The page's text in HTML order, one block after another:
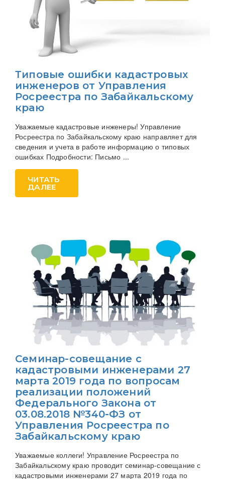
Типовые ошибки кадастровых
инженеров от Управления
Росреестра по Забайкальскому
краю
Уважаемые кадастровые инженеры! Управление
Росреестра по Забайкальскому краю направляет для
сведения и учета в работе информацию о типовых
ошибках Подробности: Письмо ...
ЧИТАТЬ
ДАЛЕЕ
Семинар-совещание с
кадастровыми инженерами 27
марта 2019 года по вопросам
реализации положений
Федерального Закона от
03.08.2018 №340-ФЗ от
Управления Росреестра по
Забайкальскому краю
Уважаемые коллеги! Управление Росреестра по
Забайкальскому краю проводит семинар-совещание с
кадастровыми инженерами 27 марта 2019 года по